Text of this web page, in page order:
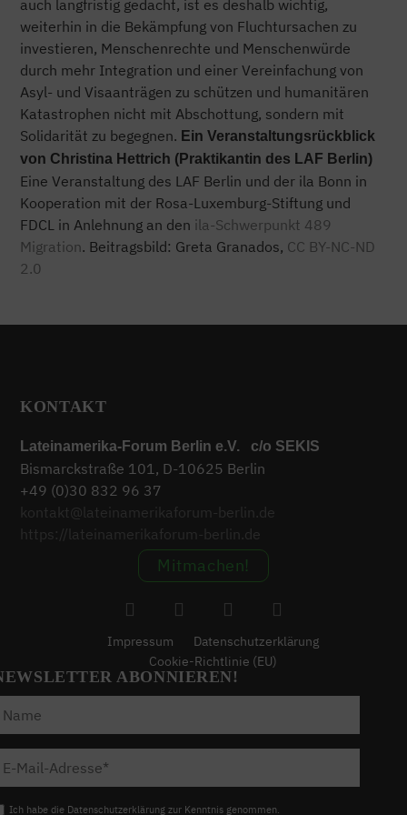
auch langfristig gedacht, ist es deshalb wichtig,
weiterhin in die Bekämpfung von Fluchtursachen zu
investieren, Menschenrechte und Menschenwürde
durch mehr Integration und einer Vereinfachung von
Asyl- und Visaanträgen zu schützen und humanitären
Katastrophen nicht mit Abschottung, sondern mit
Solidarität zu begegnen. Ein Veranstaltungsrückblick
von Christina Hettrich (Praktikantin des LAF Berlin)
Eine Veranstaltung des LAF Berlin und der ila Bonn in
Kooperation mit der Rosa-Luxemburg-Stiftung und
FDCL in Anlehnung an den ila-Schwerpunkt 489
Migration. Beitragsbild: Greta Granados, CC BY-NC-ND
2.0
KONTAKT
Lateinamerika-Forum Berlin e.V. c/o SEKIS
Bismarckstraße 101, D-10625 Berlin
+49 (0)30 832 96 37
kontakt@lateinamerikaforum-berlin.de
https://lateinamerikaforum-berlin.de
Mitmachen!
Impressum
Datenschutzerklärung
Cookie-Richtlinie (EU)
ABONNIEREN!
Ich habe die Datenschutzerklärung zur Kenntnis genommen.